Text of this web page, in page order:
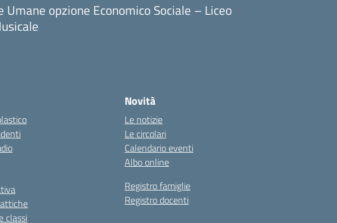
opzione Economico Sociale – Liceo
classi
Novità
Le notizie
Le circolari
Calendario eventi
Albo online
Registro famiglie
Registro docenti